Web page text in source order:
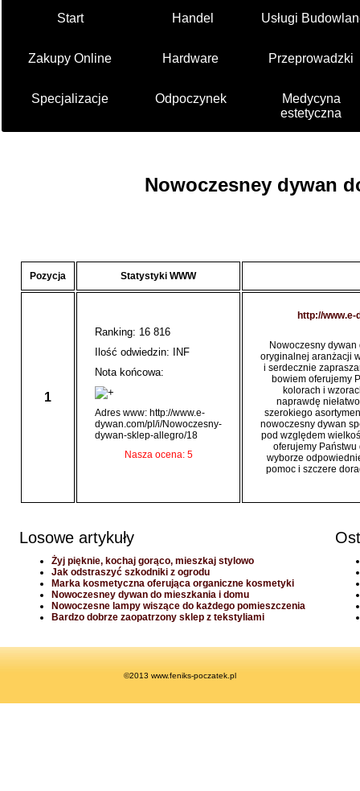
Start Handel Usługi
Zakupy Online Hardware Przeprowadzki
Specjalizacje Odpoczynek
Medycyna
estetyczna
Nowoczesney dywan
Pozycja Statystyki WWW
1
Ranking: 16 816
Ilość odwiedzin: INF
Nota końcowa:
Adres www: http://www.e-
dywan.com/pl/i/Nowoczesny-
dywan-sklep-allegro/18
Nasza ocena: 5
http://
Nowoczesny
oryginalnej aranżacji
i serdecznie
bowiem oferujemy
kolorach i
naprawdę
szerokiego
nowoczesny dywan
pod względem
oferujemy Państwu
wyborze
pomoc i szczere
Losowe artykuły
Żyj pięknie, kochaj gorąco, mieszkaj stylowo
Jak odstraszyć szkodniki z ogrodu
Marka kosmetyczna oferująca organiczne kosmetyki
Nowoczesney dywan do mieszkania i domu
Nowoczesne lampy wiszące do każdego pomieszczenia
Bardzo dobrze zaopatrzony sklep z tekstyliami
©2013 www.feniks-poczatek.pl